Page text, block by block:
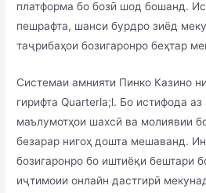
платформа бо бозӣ шод бошанд.
пешрафта, шанси бурдро зиёд
таҷрибаҳои бозигаронро беҳтар
Системаи амнияти Пинко Казино
гирифта Quarterla;l. Бо истифода аз
маълумотҳои шахсӣ ва молиявии
безарар нигоҳ дошта мешаванд.
бозигаронро бо иштиёқи бештари
иҷтимоии онлайн дастгирӣ